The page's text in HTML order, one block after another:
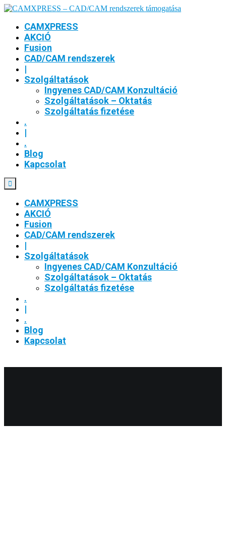
CAMXPRESS
AKCIÓ
Fusion
CAD/CAM rendszerek
|
Szolgáltatások
Ingyenes CAD/CAM Konzultáció
Szolgáltatások – Oktatás
Szolgáltatás fizetése
.
|
.
Blog
Kapcsolat
CAMXPRESS
AKCIÓ
Fusion
CAD/CAM rendszerek
|
Szolgáltatások
Ingyenes CAD/CAM Konzultáció
Szolgáltatások – Oktatás
Szolgáltatás fizetése
.
|
.
Blog
Kapcsolat